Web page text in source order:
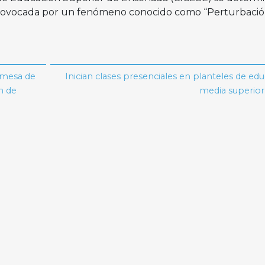
por un fenómeno conocido como
de
de
Inician clases presenciales en planteles de
media